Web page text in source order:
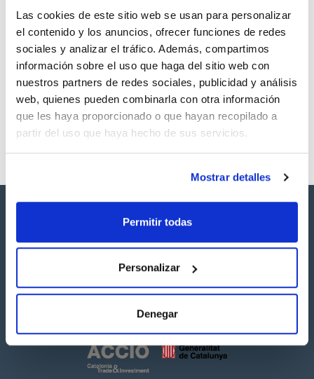
Las cookies de este sitio web se usan para personalizar
el contenido y los anuncios, ofrecer funciones de redes
sociales y analizar el tráfico. Además, compartimos
información sobre el uso que haga del sitio web con
nuestros partners de redes sociales, publicidad y análisis
web, quienes pueden combinarla con otra información
que les haya proporcionado o que hayan recopilado a
partir del uso que haya hecho de sus servicios.
Mostrar detalles
Permitir todas
Personalizar
Denegar
descargas
productos marca Scharlau habitualmente en stock,
listos para una entrega inmediata.